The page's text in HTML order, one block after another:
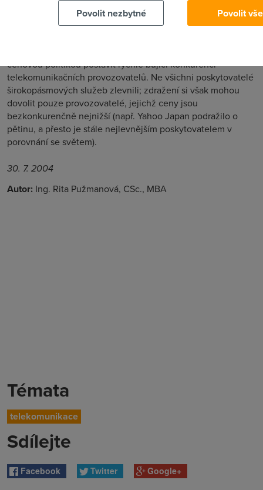
cenovou politikou postavit rychle bující konkurenci
telekomunikačních provozovatelů. Ne všichni poskytovatelé
širokopásmových služeb zlevnili; zdražení si však mohou
dovolit pouze provozovatelé, jejichž ceny jsou
bezkonkurenčně nejnižší (např. Yahoo Japan podražilo o
pětinu, a přesto je stále nejlevnějším poskytovatelem v
porovnání se světem).
30. 7. 2004
Autor: Ing. Rita Pužmanová, CSc., MBA
Témata
telekomunikace
Sdílejte
Facebook Twitter Google+
Povolit nezbytné Povolit vše